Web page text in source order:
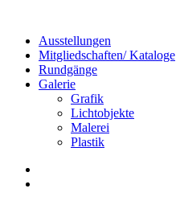
Ausstellungen
Mitgliedschaften/ Kataloge
Rundgänge
Galerie
Grafik
Lichtobjekte
Malerei
Plastik